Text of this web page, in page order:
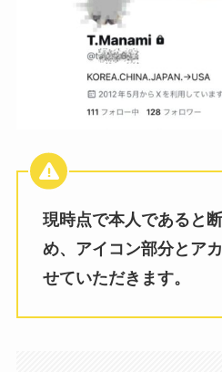
現時点で本人であると
め、アイコン部分とア
せていただきます。